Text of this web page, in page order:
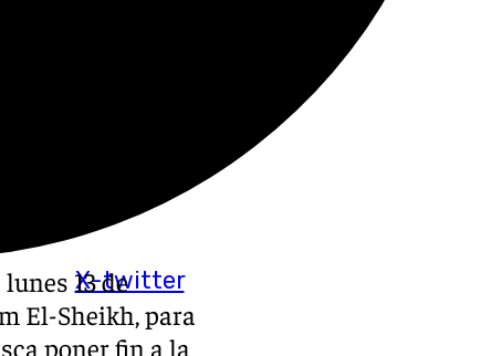
X-twitter
13 de
El-Sheikh, para
poner fin a la